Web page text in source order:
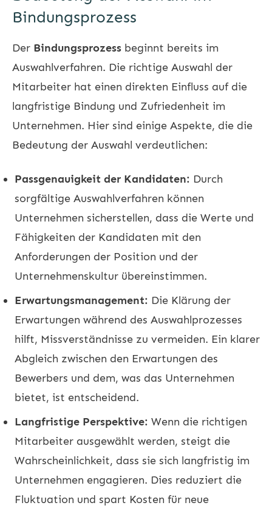
Bindungsprozess
Der Bindungsprozess beginnt bereits im
Auswahlverfahren. Die richtige Auswahl der
Mitarbeiter hat einen direkten Einfluss auf die
langfristige Bindung und Zufriedenheit im
Unternehmen. Hier sind einige Aspekte, die die
Bedeutung der Auswahl verdeutlichen:
Passgenauigkeit der Kandidaten: Durch
sorgfältige Auswahlverfahren können
Unternehmen sicherstellen, dass die Werte und
Fähigkeiten der Kandidaten mit den
Anforderungen der Position und der
Unternehmenskultur übereinstimmen.
Erwartungsmanagement: Die Klärung der
Erwartungen während des Auswahlprozesses
hilft, Missverständnisse zu vermeiden. Ein klarer
Abgleich zwischen den Erwartungen des
Bewerbers und dem, was das Unternehmen
bietet, ist entscheidend.
Langfristige Perspektive: Wenn die richtigen
Mitarbeiter ausgewählt werden, steigt die
Wahrscheinlichkeit, dass sie sich langfristig im
Unternehmen engagieren. Dies reduziert die
Fluktuation und spart Kosten für neue